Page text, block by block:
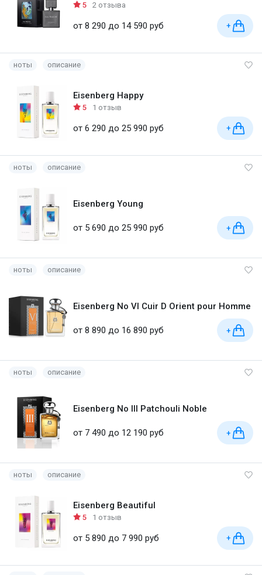
5 2 отзыва
от 8 290 до 14 590 руб +
ноты описание
Eisenberg Happy
5 1 отзыв
от 6 290 до 25 990 руб +
ноты описание
Eisenberg Young
от 5 690 до 25 990 руб +
ноты описание
Eisenberg No VI Cuir D Orient pour Homme
от 8 890 до 16 890 руб +
ноты описание
Eisenberg No III Patchouli Noble
от 7 490 до 12 190 руб +
ноты описание
Eisenberg Beautiful
5 1 отзыв
от 5 890 до 7 990 руб +